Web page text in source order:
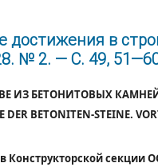
достижения в
№ 2. — С. 49,
ИЗ БЕТОНИТОВЫХ
DER BETONITEN-STEINE.
Конструкторской секции